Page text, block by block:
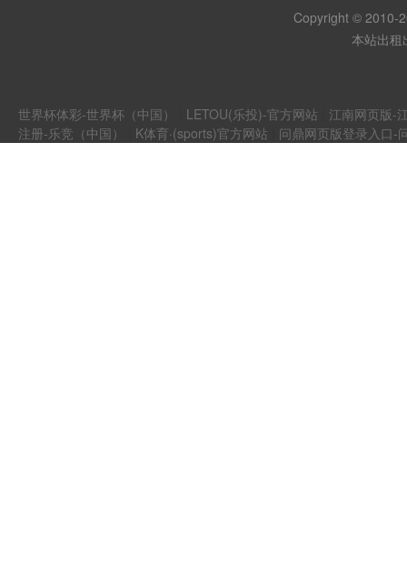
Copyright © 2010-
本站出
世界杯体彩-世界杯（中国） LETOU(乐投)-官方网站
江南网页版-
注册-乐竞（中国）
K体育·(sports)官方网站 问鼎网页版登录入口-